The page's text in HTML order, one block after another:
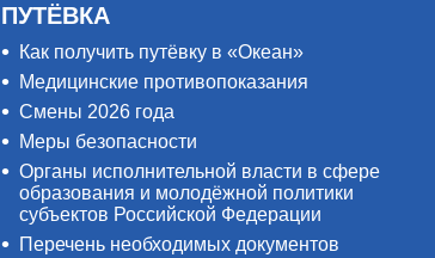
ПУТЁВКА
Как получить путёвку в «Океан»
Медицинские противопоказания
Смены 2026 года
Меры безопасности
Органы исполнительной власти в сфере
образования и молодёжной политики
субъектов Российской Федерации
Перечень необходимых документов